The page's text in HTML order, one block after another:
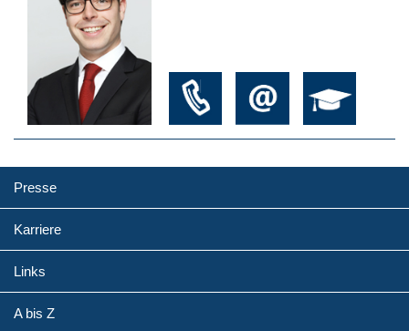
Presse
Karriere
Links
A bis Z